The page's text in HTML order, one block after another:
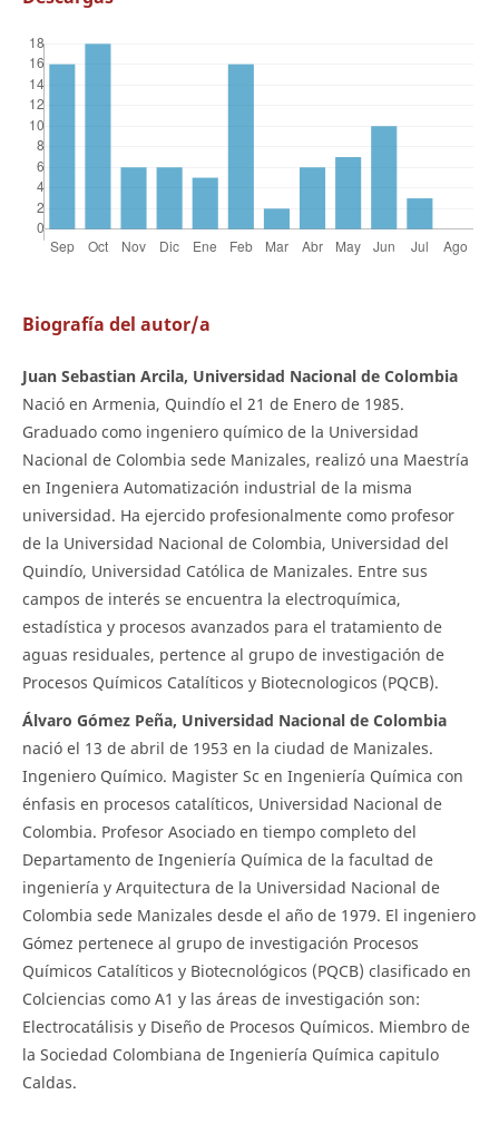
Biografía del autor/a
Juan Sebastian Arcila, Universidad Nacional de Colombia
Nació en Armenia, Quindío el 21 de Enero de 1985.
Graduado como ingeniero químico de la Universidad
Nacional de Colombia sede Manizales, realizó una Maestría
en Ingeniera Automatización industrial de la misma
universidad. Ha ejercido profesionalmente como profesor
de la Universidad Nacional de Colombia, Universidad del
Quindío, Universidad Católica de Manizales. Entre sus
campos de interés se encuentra la electroquímica,
estadística y procesos avanzados para el tratamiento de
aguas residuales, pertence al grupo de investigación de
Procesos Químicos Catalíticos y Biotecnologicos (PQCB).
Álvaro Gómez Peña, Universidad Nacional de Colombia
nació el 13 de abril de 1953 en la ciudad de Manizales.
Ingeniero Químico. Magister Sc en Ingeniería Química con
énfasis en procesos catalíticos, Universidad Nacional de
Colombia. Profesor Asociado en tiempo completo del
Departamento de Ingeniería Química de la facultad de
ingeniería y Arquitectura de la Universidad Nacional de
Colombia sede Manizales desde el año de 1979. El ingeniero
Gómez pertenece al grupo de investigación Procesos
Químicos Catalíticos y Biotecnológicos (PQCB) clasificado en
Colciencias como A1 y las áreas de investigación son:
Electrocatálisis y Diseño de Procesos Químicos. Miembro de
la Sociedad Colombiana de Ingeniería Química capitulo
Caldas.